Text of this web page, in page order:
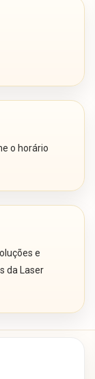
o horário
e
da Laser